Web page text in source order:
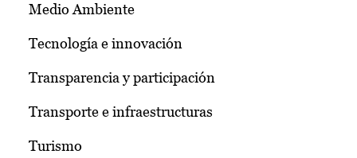
Medio Ambiente
Tecnología e innovación
Transparencia y participación
Transporte e infraestructuras
Turismo